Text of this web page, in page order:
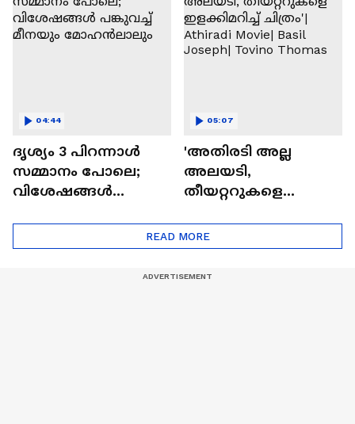
Times|Interview
വിശേഷങ്ങളുമായി
മീനയും
മോഹൻലാലും
ദൃശ്യം 3 പിറന്നാൾ
സമ്മാനം പോലെ;
വിശേഷങ്ങൾ
04:44
'അതിരടി അല്ല
അലയടി,
തീയറ്ററുകളെ
Athiradi Movie| Basil
Joseph| Tovino
05:07
READ MORE